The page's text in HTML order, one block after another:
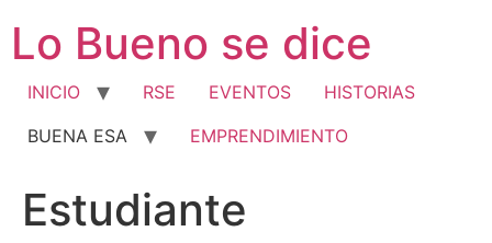
contenido
Lo Bueno se dice
INICIO RSE EVENTOS
HISTORIAS
BUENA ESA
EMPRENDIMIENTO
Estudiante